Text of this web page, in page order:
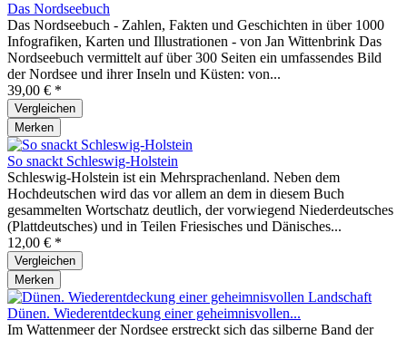
Das Nordseebuch
Das Nordseebuch - Zahlen, Fakten und Geschichten in über 1000
Infografiken, Karten und Illustrationen - von Jan Wittenbrink Das
Nordseebuch vermittelt auf über 300 Seiten ein umfassendes Bild
der Nordsee und ihrer Inseln und Küsten: von...
39,00 € *
Vergleichen
Merken
So snackt Schleswig-Holstein
Schleswig-Holstein ist ein Mehrsprachenland. Neben dem
Hochdeutschen wird das vor allem an dem in diesem Buch
gesammelten Wortschatz deutlich, der vorwiegend Niederdeutsches
(Plattdeutsches) und in Teilen Friesisches und Dänisches...
12,00 € *
Vergleichen
Merken
Dünen. Wiederentdeckung einer geheimnisvollen...
Im Wattenmeer der Nordsee erstreckt sich das silberne Band der